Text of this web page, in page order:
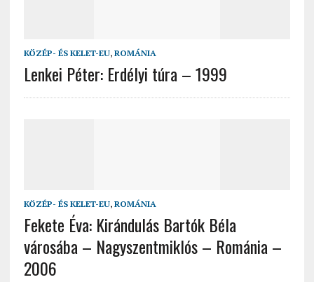
KÖZÉP- ÉS KELET-EU, ROMÁNIA
Lenkei Péter: Erdélyi túra – 1999
KÖZÉP- ÉS KELET-EU, ROMÁNIA
Fekete Éva: Kirándulás Bartók Béla
városába – Nagyszentmiklós – Románia –
2006